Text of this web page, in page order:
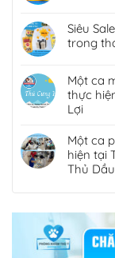
Siêu
trong
Một ca
thực
Lợi
Một ca
hiện tại
Thủ